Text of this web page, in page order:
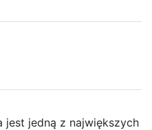
jest jedną z największych